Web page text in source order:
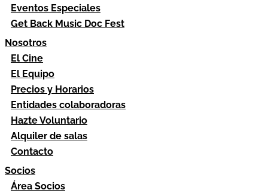
Eventos Especiales
Get Back Music Doc Fest
Nosotros
El Cine
El Equipo
Precios y Horarios
Entidades colaboradoras
Hazte Voluntario
Alquiler de salas
Contacto
Socios
Área Socios